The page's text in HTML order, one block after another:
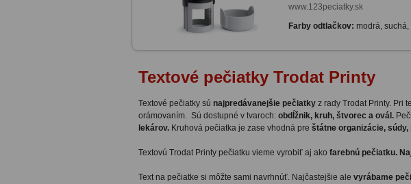
www.123peciatky.sk
Farby odtlačkov: modrá,
Textové pečiatky Trodat Printy
Textové pečiatky sú najpredávanejšie pečiatky z rady Trodat Printy. Pri
orámovaním. Sú dostupné v tvaroch: obdĺžnik, kruh, štvorec a ovál.
lekárov. Kruhová pečiatka je zase vhodná pre štátne organizácie,
Textovú Trodat Printy pečiatku vieme vyrobiť aj ako farebnú pečiatku.
Text na pečiatke si môžte sami navrhnúť. Najčastejšie ale vyrábame